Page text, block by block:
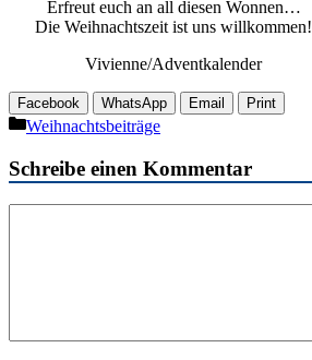
Erfreut euch an all diesen Wonnen…
Die Weihnachtszeit ist uns willkommen!
Vivienne/Adventkalender
Facebook WhatsApp Email Print
Kategorien
Weihnachtsbeiträge
Schreibe einen Kommentar